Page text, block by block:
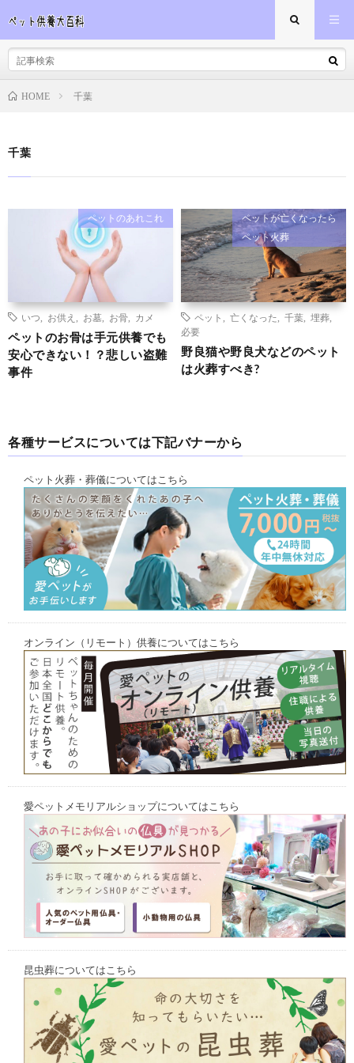
HOME 千葉
千葉
ペットのあれこれ
いつ お供え お墓 お骨 カメ
ペットのお骨は手元供養でも
安心できない！？悲しい盗難
事件
ペットが亡くなったら
ペット火葬
ペット 亡くなった 千葉 埋葬
必要
野良猫や野良犬などのペット
は火葬すべき?
各種サービスについては下記バナーから
ペット火葬・葬儀についてはこちら
オンライン（リモート）供養についてはこちら
愛ペットメモリアルショップについてはこちら
昆虫葬についてはこちら